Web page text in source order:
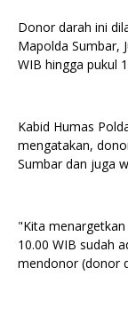
Donor darah ini
Mapolda Sumbar,
WIB hingga pukul
Kabid Humas
mengatakan,
Sumbar dan juga
"Kita
10.00 WIB sudah
mendonor (donor